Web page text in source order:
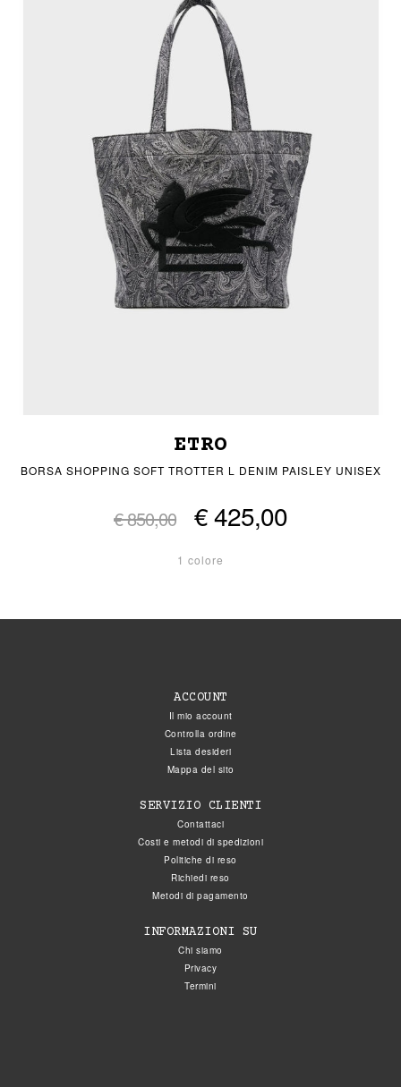
ETRO
BORSA SHOPPING SOFT TROTTER L DENIM PAISLEY UNISEX
€ 850,00 € 425,00
1 colore
ACCOUNT
Il mio account
Controlla ordine
Lista desideri
Mappa del sito
SERVIZIO CLIENTI
Contattaci
Costi e metodi di spedizioni
Politiche di reso
Richiedi reso
Metodi di pagamento
INFORMAZIONI SU
Chi siamo
Privacy
Termini